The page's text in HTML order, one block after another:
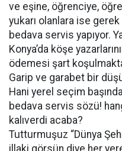
ve eşine, öğrenciye,
yukarı olanlara ise
bedava servis yapıyor.
Konya’da köşe
ödemesi şart
Garip ve garabet bir
Hani yerel seçim
bedava servis sözü!
kalıverdi acaba?
Tutturmuşuz “Dünya
illaki görsün diye her